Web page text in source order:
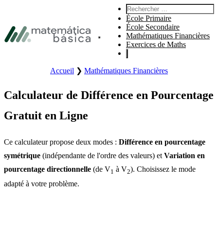
Aller au pied de page
Ouvre le menu principal du site.
Rechercher :
École Primaire
École Secondaire
Mathématiques Financières
Exercices de Maths
Accueil ❯ Mathématiques Financières
Calculateur de Différence en Pourcentage
Gratuit en Ligne
Ce calculateur propose deux modes : Différence en pourcentage
symétrique (indépendante de l'ordre des valeurs) et Variation en
pourcentage directionnelle (de V1 à V2). Choisissez le mode
adapté à votre problème.